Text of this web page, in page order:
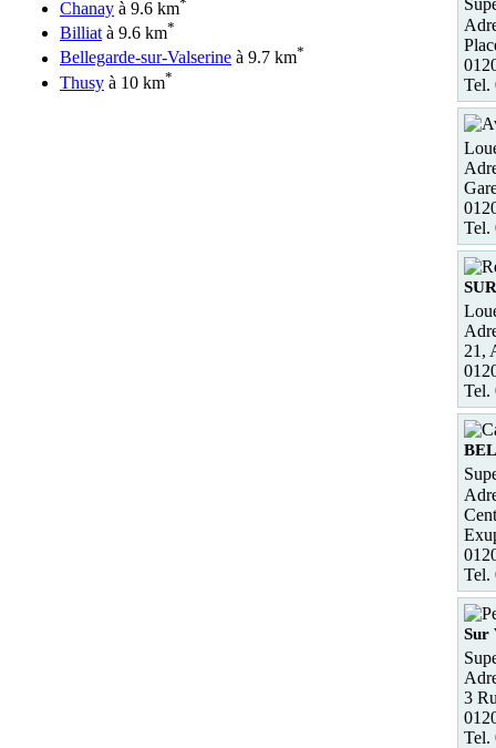
Chanay à 9.6 km
Billiatà 9.6 km*
Bellegarde-sur-Valserine à 9.7 km*
Thusy à 10 km*
Tel.
Tel.
21,
Tel.
Tel.
Sur
3
Tel.